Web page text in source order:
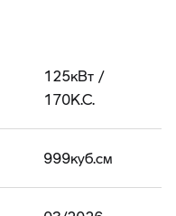
125кВт /
170К.С.
999куб.cм